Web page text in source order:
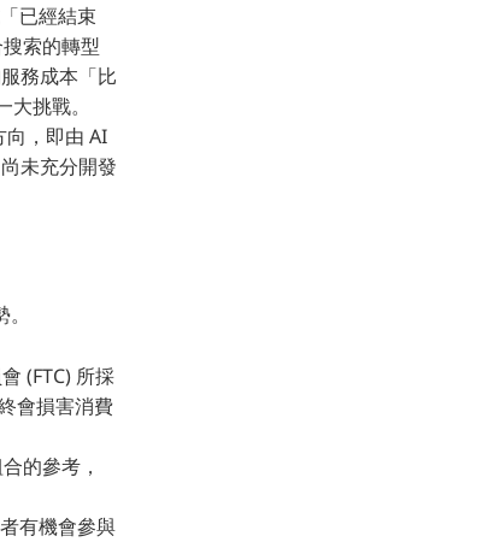
已經結束
索的轉型
務成本「比
挑戰。
向，即由 AI
未充分開發
(FTC) 所採
會損害消費
的參考，
有機會參與